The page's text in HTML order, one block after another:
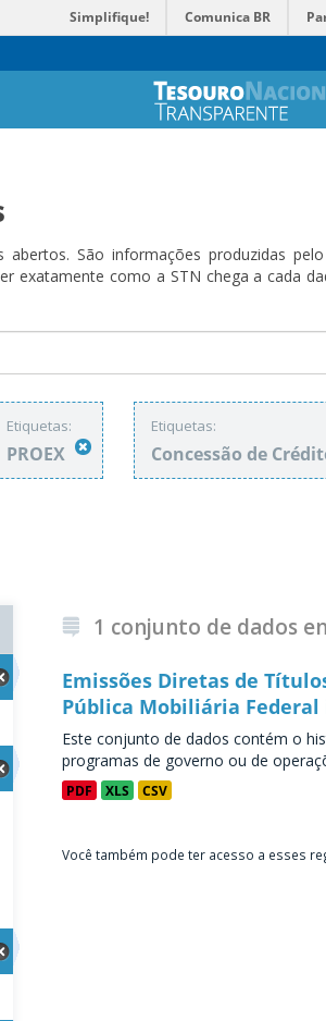
Simplifique! Comunica BR
abertos. São informações produzidas
exatamente como a STN chega a cada
Etiquetas:
PROEX
Etiquetas:
Concessão de
1 conjunto de dados
Emissões Diretas de
Pública Mobiliária Federal
Este conjunto de dados contém o
programas de governo ou de
PDF XLS CSV
Você também pode ter acesso a esses